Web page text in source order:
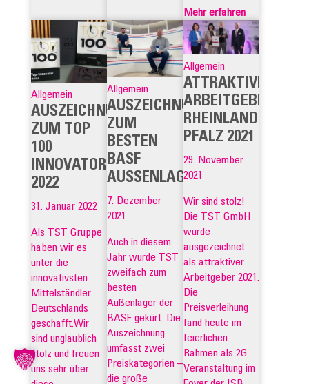
Mehr erfahren
Allgemein
AUSZEICHNUNG
ZUM TOP
100
INNOVATOR
2022
31. Januar 2022
Als TST Gruppe
haben wir es
unter die
innovativsten
Mittelständler
Deutschlands
geschafft.Wir
sind unglaublich
stolz und freuen
uns sehr über
Allgemein
AUSZEICHNUNG
ZUM
BESTEN
BASF
AUSSENLAGER
7. Dezember
2021
Auch in diesem
Jahr wurde TST
zweifach zum
besten
Außenlager der
BASF gekürt. Die
Auszeichnung
umfasst zwei
Preiskategorien –
die große
Allgemein
ATTRAKTIVER
ARBEITGEBER
RHEINLAND-
PFALZ 2021
29. November
2021
Wir sind stolz!
Die TST GmbH
wurde
ausgezeichnet
als attraktiver
Arbeitgeber 2021.
Die
Preisverleihung
fand heute im
feierlichen
Rahmen als 2G
Veranstaltung im